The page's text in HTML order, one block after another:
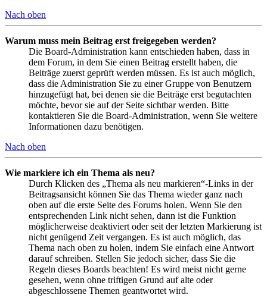
Nach oben
Warum muss mein Beitrag erst freigegeben werden?
Die Board-Administration kann entschieden haben, dass in
dem Forum, in dem Sie einen Beitrag erstellt haben, die
Beiträge zuerst geprüft werden müssen. Es ist auch möglich,
dass die Administration Sie zu einer Gruppe von Benutzern
hinzugefügt hat, bei denen sie die Beiträge erst begutachten
möchte, bevor sie auf der Seite sichtbar werden. Bitte
kontaktieren Sie die Board-Administration, wenn Sie weitere
Informationen dazu benötigen.
Nach oben
Wie markiere ich ein Thema als neu?
Durch Klicken des „Thema als neu markieren“-Links in der
Beitragsansicht können Sie das Thema wieder ganz nach
oben auf die erste Seite des Forums holen. Wenn Sie den
entsprechenden Link nicht sehen, dann ist die Funktion
möglicherweise deaktiviert oder seit der letzten Markierung ist
nicht genügend Zeit vergangen. Es ist auch möglich, das
Thema nach oben zu holen, indem Sie einfach eine Antwort
darauf schreiben. Stellen Sie jedoch sicher, dass Sie die
Regeln dieses Boards beachten! Es wird meist nicht gerne
gesehen, wenn ohne triftigen Grund auf alte oder
abgeschlossene Themen geantwortet wird.